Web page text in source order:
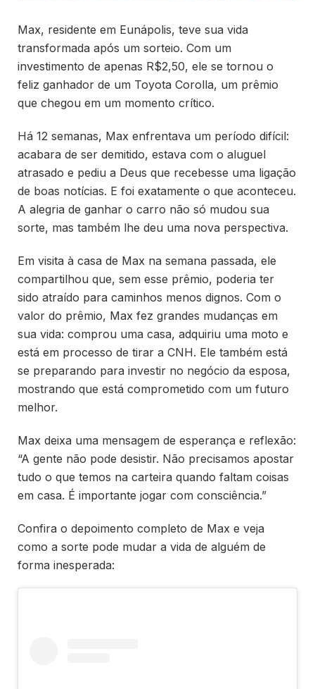
Max, residente em Eunápolis, teve sua vida
transformada após um sorteio. Com um
investimento de apenas R$2,50, ele se tornou o
feliz ganhador de um Toyota Corolla, um prêmio
que chegou em um momento crítico.
Há 12 semanas, Max enfrentava um período difícil:
acabara de ser demitido, estava com o aluguel
atrasado e pediu a Deus que recebesse uma ligação
de boas notícias. E foi exatamente o que aconteceu.
A alegria de ganhar o carro não só mudou sua
sorte, mas também lhe deu uma nova perspectiva.
Em visita à casa de Max na semana passada, ele
compartilhou que, sem esse prêmio, poderia ter
sido atraído para caminhos menos dignos. Com o
valor do prêmio, Max fez grandes mudanças em
sua vida: comprou uma casa, adquiriu uma moto e
está em processo de tirar a CNH. Ele também está
se preparando para investir no negócio da esposa,
mostrando que está comprometido com um futuro
melhor.
Max deixa uma mensagem de esperança e reflexão:
“A gente não pode desistir. Não precisamos apostar
tudo o que temos na carteira quando faltam coisas
em casa. É importante jogar com consciência.”
Confira o depoimento completo de Max e veja
como a sorte pode mudar a vida de alguém de
forma inesperada: